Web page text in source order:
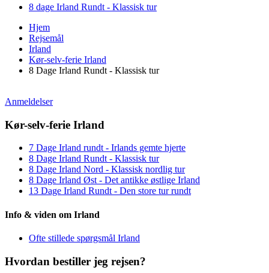
8 dage Irland Rundt - Klassisk tur
Hjem
Rejsemål
Irland
Kør-selv-ferie Irland
8 Dage Irland Rundt - Klassisk tur
Anmeldelser
Kør-selv-ferie Irland
7 Dage Irland rundt - Irlands gemte hjerte
8 Dage Irland Rundt - Klassisk tur
8 Dage Irland Nord - Klassisk nordlig tur
8 Dage Irland Øst - Det antikke østlige Irland
13 Dage Irland Rundt - Den store tur rundt
Info & viden om Irland
Ofte stillede spørgsmål Irland
Hvordan bestiller jeg rejsen?